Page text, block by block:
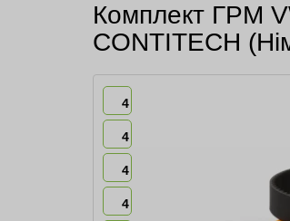
Комплект ГРМ
CONTITECH
4
4
4
4